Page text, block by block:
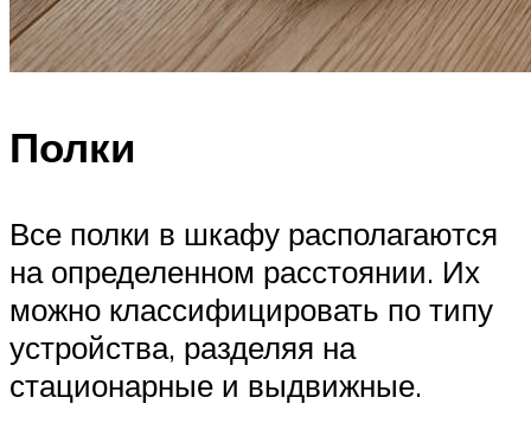
Полки
Все полки в шкафу располагаются
на определенном расстоянии. Их
можно классифицировать по типу
устройства, разделяя на
стационарные и выдвижные.